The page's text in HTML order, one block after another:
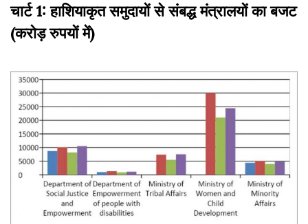
चार्ट 1: हाशियाकृत समुदायों से संबद्ध मंत्रालयों का बजट
(करोड़ रुपयों में)